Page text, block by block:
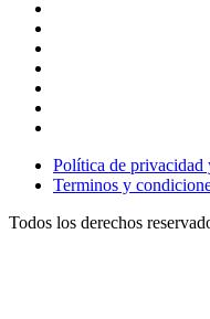
Política de privacidad
Terminos y
Todos los derechos